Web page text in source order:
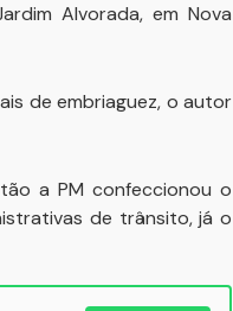
Alvorada, em Nova
de embriaguez, o autor
a PM confeccionou o
de trânsito, já o